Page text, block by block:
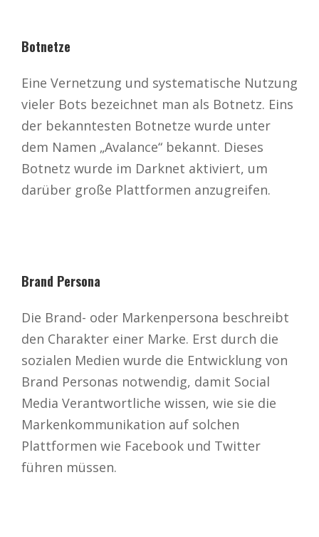
Botnetze
Eine Vernetzung und systematische Nutzung
vieler Bots bezeichnet man als Botnetz. Eins
der bekanntesten Botnetze wurde unter
dem Namen „Avalance“ bekannt. Dieses
Botnetz wurde im Darknet aktiviert, um
darüber große Plattformen anzugreifen.
Brand Persona
Die Brand- oder Markenpersona beschreibt
den Charakter einer Marke. Erst durch die
sozialen Medien wurde die Entwicklung von
Brand Personas notwendig, damit Social
Media Verantwortliche wissen, wie sie die
Markenkommunikation auf solchen
Plattformen wie Facebook und Twitter
führen müssen.